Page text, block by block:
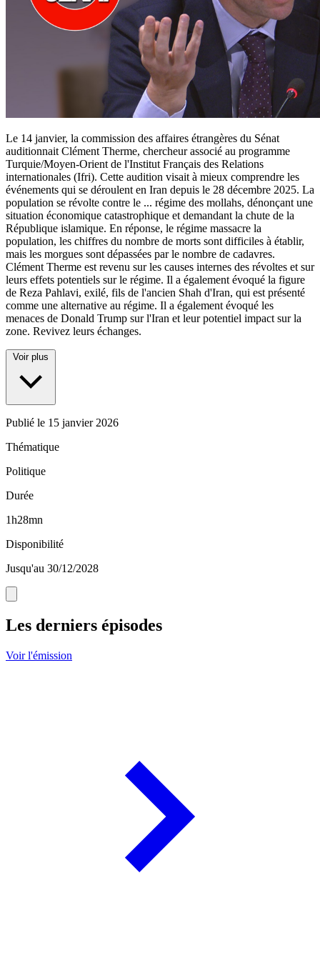
Le 14 janvier, la commission des affaires étrangères du Sénat
auditionnait Clément Therme, chercheur associé au programme
Turquie/Moyen-Orient de l'Institut Français des Relations
internationales (Ifri). Cette audition visait à mieux comprendre les
événements qui se déroulent en Iran depuis le 28 décembre 2025. La
population se révolte contre le ... régime des mollahs, dénonçant une
situation économique catastrophique et demandant la chute de la
République islamique. En réponse, le régime massacre la
population, les chiffres du nombre de morts sont difficiles à établir,
mais les morgues sont dépassées par le nombre de cadavres.
Clément Therme est revenu sur les causes internes des révoltes et sur
leurs effets potentiels sur le régime. Il a également évoqué la figure
de Reza Pahlavi, exilé, fils de l'ancien Shah d'Iran, qui est présenté
comme une alternative au régime. Il a également évoqué les
menaces de Donald Trump sur l'Iran et leur potentiel impact sur la
zone. Revivez leurs échanges.
Voir plus
Publié le 15 janvier 2026
Thématique
Politique
Durée
1h28mn
Disponibilité
Jusqu'au 30/12/2028
Les derniers épisodes
Voir l'émission